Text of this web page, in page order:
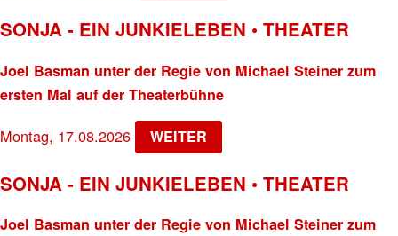
SONJA - EIN JUNKIELEBEN • THEATER
Joel Basman unter der Regie von Michael Steiner zum
ersten Mal auf der Theaterbühne
Montag, 17.08.2026 WEITER
SONJA - EIN JUNKIELEBEN • THEATER
Joel Basman unter der Regie von Michael Steiner zum